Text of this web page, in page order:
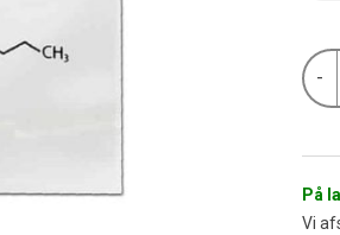
-
På
Vi